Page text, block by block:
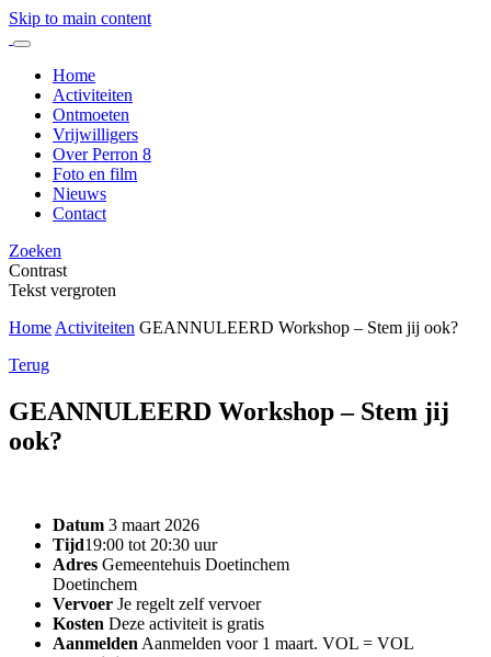
Skip to main content
Home
Activiteiten
Ontmoeten
Vrijwilligers
Over Perron 8
Foto en film
Nieuws
Contact
Zoeken
Contrast
Tekst vergroten
Home Activiteiten GEANNULEERD Workshop – Stem jij ook?
Terug
GEANNULEERD Workshop – Stem jij
ook?
Datum 3 maart 2026
Tijd19:00 tot 20:30 uur
Adres Gemeentehuis Doetinchem
Doetinchem
Vervoer Je regelt zelf vervoer
Kosten Deze activiteit is gratis
Aanmelden Aanmelden voor 1 maart. VOL = VOL